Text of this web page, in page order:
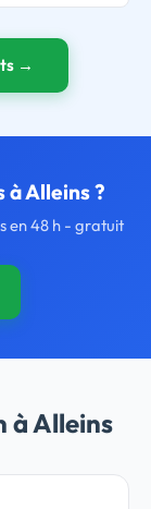
→
à Alleins ?
en 48 h - gratuit
à Alleins